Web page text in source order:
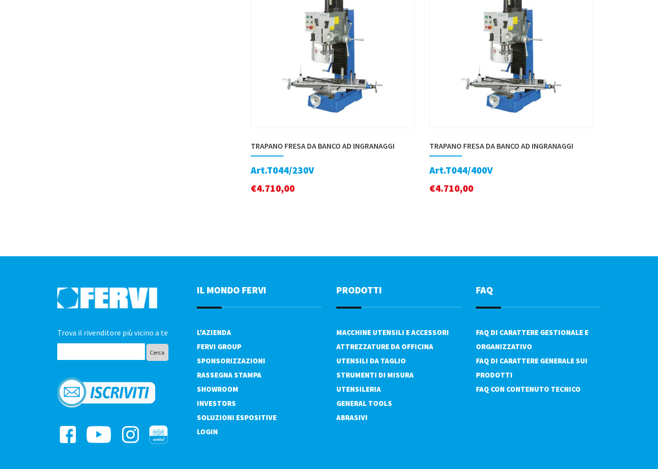
TRAPANO FRESA DA BANCO AD INGRANAGGI
Art.T044/230V
€4.710,00
TRAPANO FRESA DA BANCO AD INGRANAGGI
Art.T044/400V
€4.710,00
Trova il rivenditore più vicino a te
IL MONDO FERVI
L'AZIENDA
FERVI GROUP
SPONSORIZZAZIONI
RASSEGNA STAMPA
SHOWROOM
INVESTORS
SOLUZIONI ESPOSITIVE
LOGIN
PRODOTTI
MACCHINE UTENSILI E ACCESSORI
ATTREZZATURE DA OFFICINA
UTENSILI DA TAGLIO
STRUMENTI DI MISURA
UTENSILERIA
GENERAL TOOLS
ABRASIVI
FAQ
FAQ DI CARATTERE GESTIONALE E
ORGANIZZATIVO
FAQ DI CARATTERE GENERALE SUI
PRODOTTI
FAQ CON CONTENUTO TECNICO